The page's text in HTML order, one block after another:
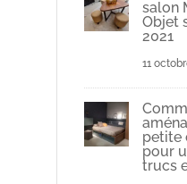
salon
Objet
2021
11
petite
pour
trucs